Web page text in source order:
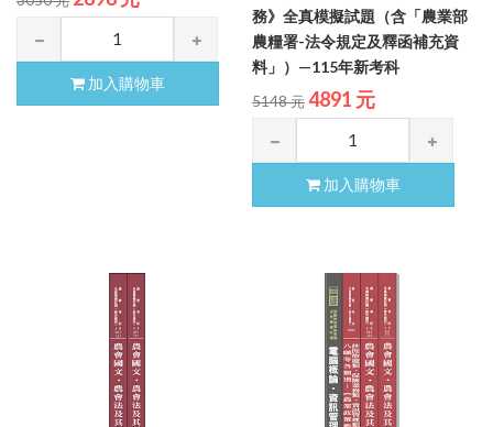
加入購物車
務》全真模擬試題（含「農業部
農糧署-法令規定及釋函補充資
料」）—115年新考科
5148 元4891 元
加入購物車